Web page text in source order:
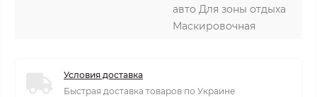
авто Для зоны отдыха
Маскировочная
Условия доставка
Быстрая доставка товаров по Украине